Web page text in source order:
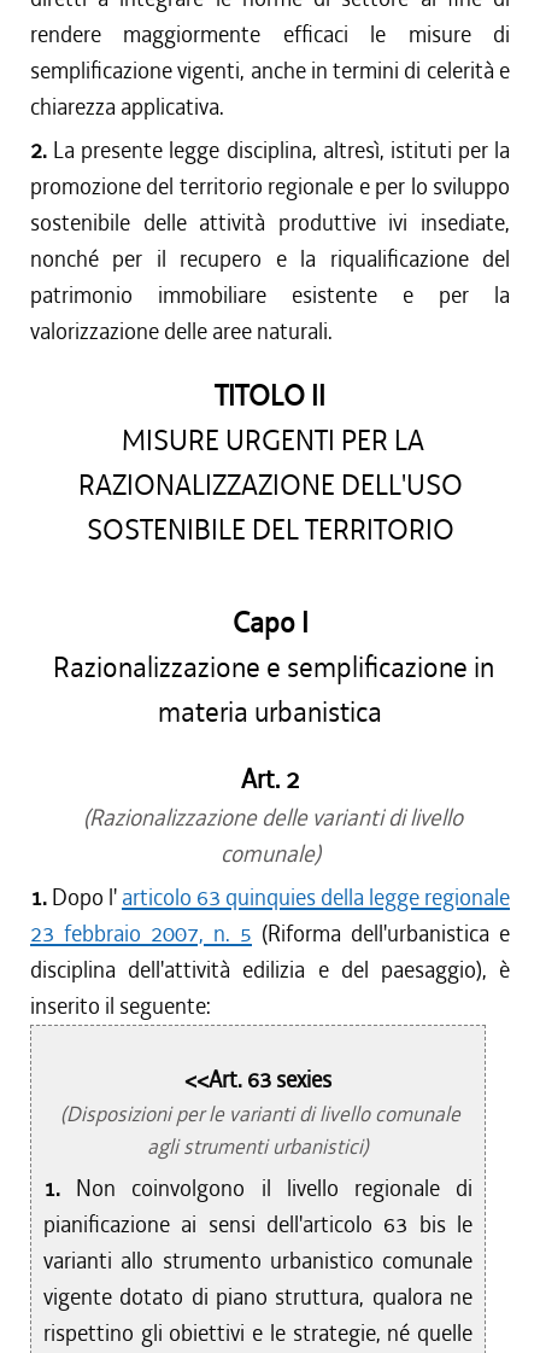
rendere maggiormente efficaci le misure di
semplificazione vigenti, anche in termini di celerità e
chiarezza applicativa.
2. La presente legge disciplina, altresì, istituti per la
promozione del territorio regionale e per lo sviluppo
sostenibile delle attività produttive ivi insediate,
nonché per il recupero e la riqualificazione del
patrimonio immobiliare esistente e per la
valorizzazione delle aree naturali.
TITOLO II
MISURE URGENTI PER LA
RAZIONALIZZAZIONE DELL'USO
SOSTENIBILE DEL TERRITORIO
Capo I
Razionalizzazione e semplificazione in
materia urbanistica
Art. 2
(Razionalizzazione delle varianti di livello
comunale)
1. Dopo l' articolo 63 quinquies della legge regionale
23 febbraio 2007, n. 5 (Riforma dell'urbanistica e
disciplina dell'attività edilizia e del paesaggio), è
inserito il seguente:
<<Art. 63 sexies
(Disposizioni per le varianti di livello comunale
agli strumenti urbanistici)
1. Non coinvolgono il livello regionale di
pianificazione ai sensi dell'articolo 63 bis le
varianti allo strumento urbanistico comunale
vigente dotato di piano struttura, qualora ne
rispettino gli obiettivi e le strategie, né quelle